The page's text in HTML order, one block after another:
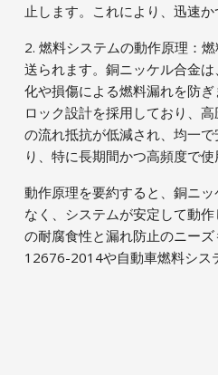
止します。これにより、迅速
2. 燃料システムの動作原理：
送られます。銅ニッケル合金
化や損傷による燃料漏れを防
ロック設計を採用しており、
の流れ抵抗が低減され、均一
り、特に長期間かつ高頻度で
動作原理を要約すると、銅ニ
なく、システムが安定して動
の耐腐食性と漏れ防止のニー
12676-2014や自動車燃料シス